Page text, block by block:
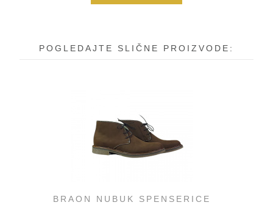
POGLEDAJTE SLIČNE PROIZVODE:
BRAON NUBUK SPENSERICE